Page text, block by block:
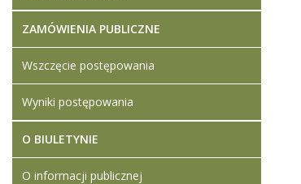
ZAMÓWIENIA PUBLICZNE
Wszczęcie postępowania
Wyniki postępowania
O BIULETYNIE
O informacji publicznej